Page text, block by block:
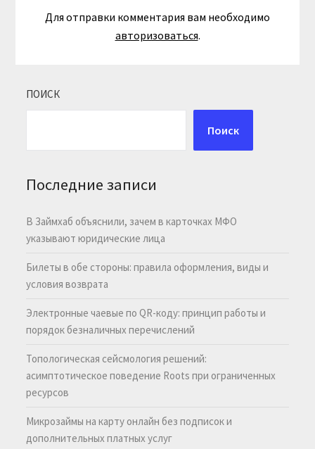
Для отправки комментария вам необходимо
авторизоваться.
ПОИСК
Поиск
Последние записи
В Займхаб объяснили, зачем в карточках МФО
указывают юридические лица
Билеты в обе стороны: правила оформления, виды и
условия возврата
Электронные чаевые по QR-коду: принцип работы и
порядок безналичных перечислений
Топологическая сейсмология решений:
асимптотическое поведение Roots при ограниченных
ресурсов
Микрозаймы на карту онлайн без подписок и
дополнительных платных услуг